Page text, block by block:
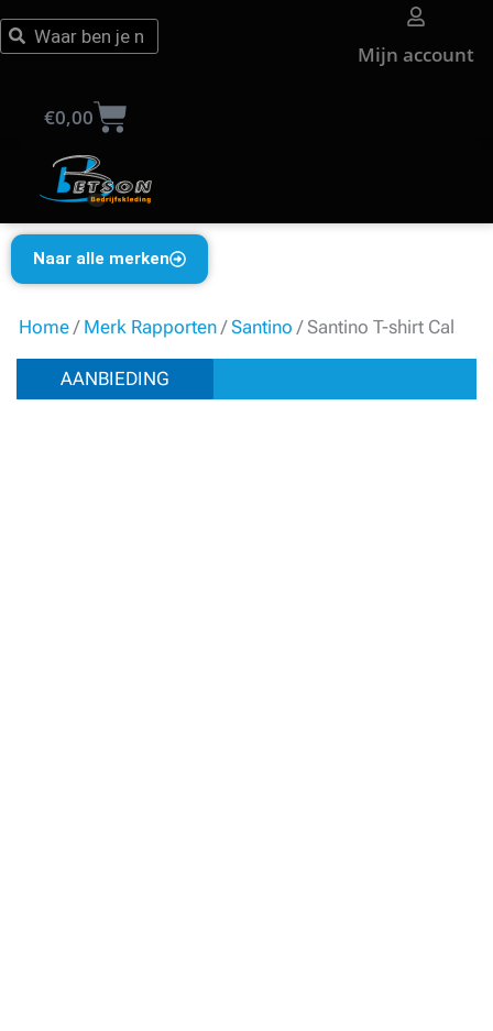
Ga
naar
inhoud
Zoeken
Zoeken
Mijn account
€0,00Winkelwagen
Naar alle merken
Home/ Merk Rapporten/Santino / Santino T-shirt Cal
AANBIEDING